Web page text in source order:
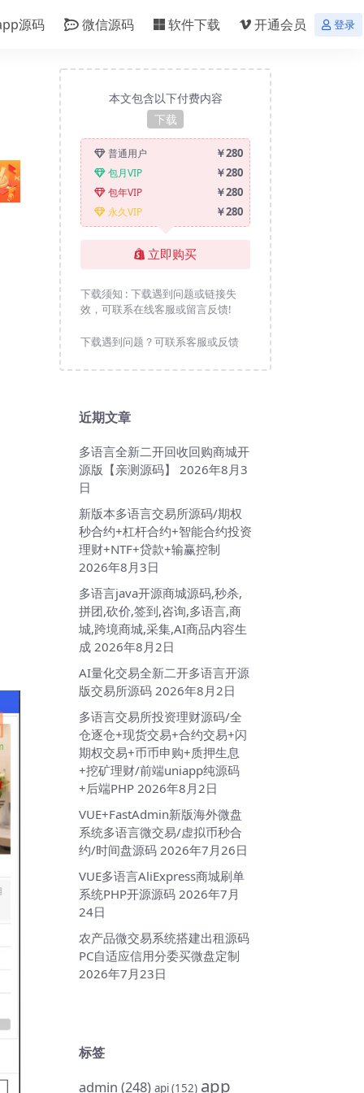
源码 微信源码 软件下载 开通会员 登录
本文包含以下付费内容
下载
普通用户 ￥280
包月VIP ￥280
包年VIP ￥280
永久VIP ￥280
立即购买
下载须知 : 下载遇到问题或链接失
效，可联系在线客服或留言反馈!
下载遇到问题？可联系客服或反馈
近期文章
多语言全新二开回收回购商城开
源版【亲测源码】
2026年8月3
日
新版本多语言交易所源码/期权
秒合约+杠杆合约+智能合约投资
理财+NTF+贷款+输赢控制
2026年8月3日
多语言java开源商城源码,秒杀,
拼团,砍价,签到,咨询,多语言,商
城,跨境商城,采集,AI商品内容生
成 2026年8月2日
AI量化交易全新二开多语言开源
版交易所源码 2026年8月2日
多语言交易所投资理财源码/全
仓逐仓+现货交易+合约交易+闪
期权交易+币币申购+质押生息
+挖矿理财/前端uniapp纯源码
+后端PHP 2026年8月2日
VUE+FastAdmin新版海外微盘
系统多语言微交易/虚拟币秒合
约/时间盘源码 2026年7月26日
VUE多语言AliExpress商城刷单
系统PHP开源源码 2026年7月
24日
农产品微交易系统搭建出租源码
PC自适应信用分委买微盘定制
2026年7月23日
标签
admin (248) api(152) app